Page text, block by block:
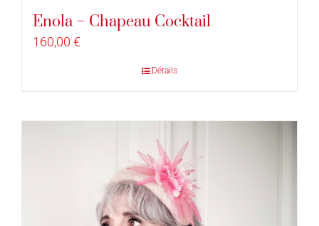
Enola – Chapeau Cocktail
160,00 €
Détails